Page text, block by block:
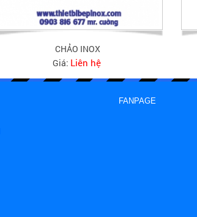
CHẢO INOX
Giá: Liên hệ
FANPAGE